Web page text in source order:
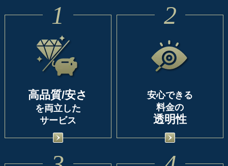
1
高品質/安さ
を両立した
サービス
2
安心できる
料金の
透明性